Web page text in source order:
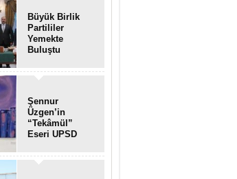
Büyük Birlik
Partililer
Yemekte
Buluştu
Şennur
Üzgen’in
“Tekâmül”
Eseri UPSD
Sergisi’nde